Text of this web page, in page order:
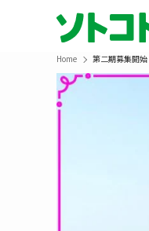
Home 第二期募集開